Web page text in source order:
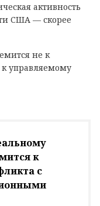
активность
США — скорее
не к
управляемому
к
с